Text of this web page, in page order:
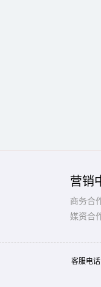
营销
商务合
媒资合
客服电